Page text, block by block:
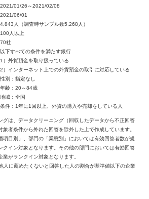
2021/01/26～2021/02/08
2021/06/01
4,843人（調査時サンプル数5,268人）
100人以上
70社
以下すべての条件を満たす銀行
1）外貨預金を取り扱っている
2）インターネット上での外貨預金の取引に対応している
性別：指定なし
年齢：20～84歳
地域：全国
条件：1年に1回以上、外貨の購入や売却をしている人
は、データクリーニング（回収したデータから不正回答
者条件から外れた回答を除外した上で作成しています。
目別」、部門の「業態別」においては有効回答者数が規
クイン対象となります。その他の部門においては有効回答
がランクイン対象となります。
に薦めたくないと回答した人の割合が基準値以下の企業